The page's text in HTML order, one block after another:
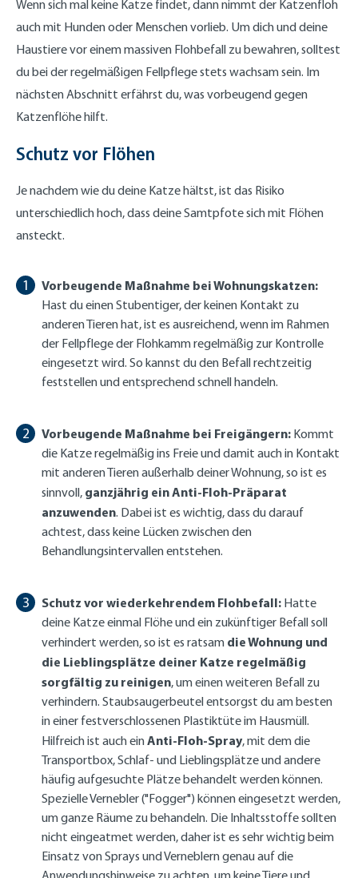
Wenn sich mal keine Katze findet, dann nimmt der Katzenfloh
auch mit Hunden oder Menschen vorlieb. Um dich und deine
Haustiere vor einem massiven Flohbefall zu bewahren, solltest
du bei der regelmäßigen Fellpflege stets wachsam sein. Im
nächsten Abschnitt erfährst du, was vorbeugend gegen
Katzenflöhe hilft.
Schutz vor Flöhen
Je nachdem wie du deine Katze hältst, ist das Risiko
unterschiedlich hoch, dass deine Samtpfote sich mit Flöhen
ansteckt.
Vorbeugende Maßnahme bei Wohnungskatzen:
Hast du einen Stubentiger, der keinen Kontakt zu
anderen Tieren hat, ist es ausreichend, wenn im Rahmen
der Fellpflege der Flohkamm regelmäßig zur Kontrolle
eingesetzt wird. So kannst du den Befall rechtzeitig
feststellen und entsprechend schnell handeln.
Vorbeugende Maßnahme bei Freigängern: Kommt
die Katze regelmäßig ins Freie und damit auch in Kontakt
mit anderen Tieren außerhalb deiner Wohnung, so ist es
sinnvoll, ganzjährig ein Anti-Floh-Präparat
anzuwenden. Dabei ist es wichtig, dass du darauf
achtest, dass keine Lücken zwischen den
Behandlungsintervallen entstehen.
Schutz vor wiederkehrendem Flohbefall: Hatte
deine Katze einmal Flöhe und ein zukünftiger Befall soll
verhindert werden, so ist es ratsam die Wohnung und
die Lieblingsplätze deiner Katze regelmäßig
sorgfältig zu reinigen, um einen weiteren Befall zu
verhindern. Staubsaugerbeutel entsorgst du am besten
in einer festverschlossenen Plastiktüte im Hausmüll.
Hilfreich ist auch einAnti-Floh-Spray, mit dem die
Transportbox, Schlaf- und Lieblingsplätze und andere
häufig aufgesuchte Plätze behandelt werden können.
Spezielle Vernebler ("Fogger") können eingesetzt werden,
um ganze Räume zu behandeln. Die Inhaltsstoffe sollten
nicht eingeatmet werden, daher ist es sehr wichtig beim
Einsatz von Sprays und Verneblern genau auf die
Anwendungshinweise zu achten, um keine Tiere und